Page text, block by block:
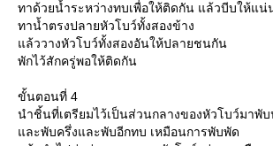
ทาด้วยน้ำระหว่างทบเพื่อให้ติดกัน แล้วบีบให้แน่
ทาน้ำตรงปลายหัวโบว์ทั้งสองข้าง
ล้ววางหัวโบว์ทั้งสองอันให้ปลายชนกัน
พักไว้สักครู่พอให้ติดกัน
ขั้นตอนที่ 4
นำชิ้นที่เตรียมไว้เป็นส่วนกลางของหัวโบว์มาพับ
ละพับครึ่งและพับอีกทบ เหมือนการพับพัด